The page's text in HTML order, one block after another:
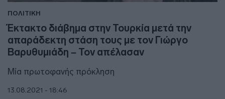
ΠΟΛΙΤΙΚΗ
Έκτακτο διάβημα στην Τουρκία μετά την
απαράδεκτη στάση τους με τον Γιώργο
Βαρυθυμιάδη – Τον απέλασαν
Μία πρωτοφανής πρόκληση
13.08.2021 - 18:46